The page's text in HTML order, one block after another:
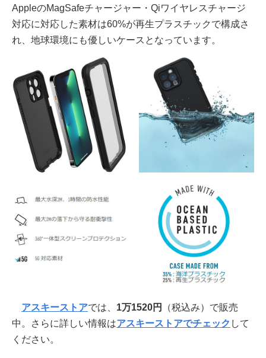
AppleのMagSafeチャージャー・Qiワイヤレスチャージ
対応に対応した素材は60%が再生プラスチックで構成さ
れ、地球環境にも優しいケースとなっています。
アスキーストアでは、 1万1520円
（税込み）で販売
中。さらに詳しい情報はアスキーストアでチェック して
ください。